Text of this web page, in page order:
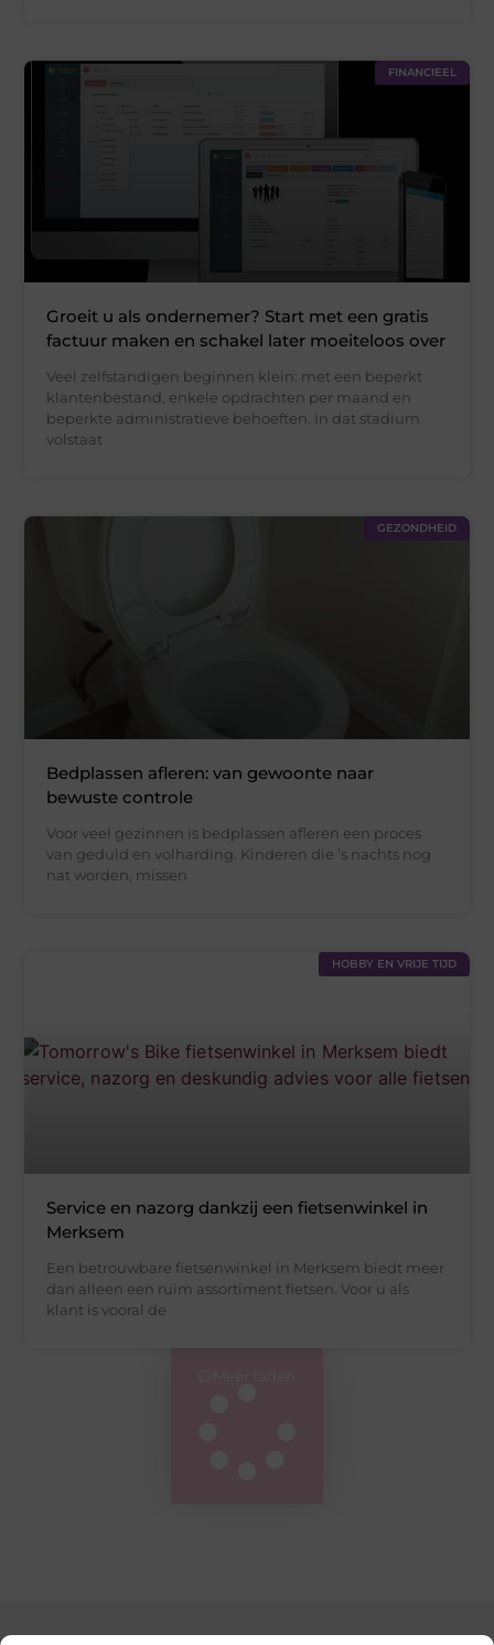
FINANCIEEL
Groeit u als ondernemer? Start met een gratis
factuur maken en schakel later moeiteloos over
Veel zelfstandigen beginnen klein: met een beperkt
klantenbestand, enkele opdrachten per maand en
beperkte administratieve behoeften. In dat stadium
volstaat
GEZONDHEID
Bedplassen afleren: van gewoonte naar
bewuste controle
Voor veel gezinnen is bedplassen afleren een proces
van geduld en volharding. Kinderen die ’s nachts nog
nat worden, missen
HOBBY EN VRIJE TIJD
Service en nazorg dankzij een fietsenwinkel in
Merksem
Een betrouwbare fietsenwinkel in Merksem biedt meer
dan alleen een ruim assortiment fietsen. Voor u als
klant is vooral de